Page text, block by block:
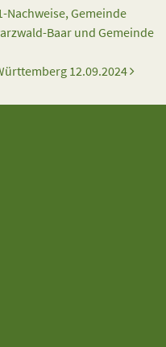
Gemeinde
Baar und Gemeinde
12.09.2024